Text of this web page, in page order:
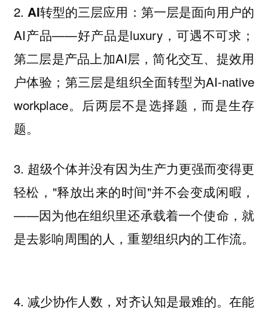
2.AI转型的三层应用： 第一层是面向用户的
AI产品——好产品是luxury，可遇不可求；
第二层是产品上加AI层，简化交互、提效用
户体验；第三层是组织全面转型为AI-native
workplace。后两层不是选择题，而是生存
题。
3. 超级个体并没有因为生产力更强而变得更
轻松， "释放出来的时间"并不会变成闲暇，
——因为他在组织里还承载着一个使命，就
是去影响周围的人，重塑组织内的工作流。
4. 减少协作人数，对齐认知是最难的。 在能